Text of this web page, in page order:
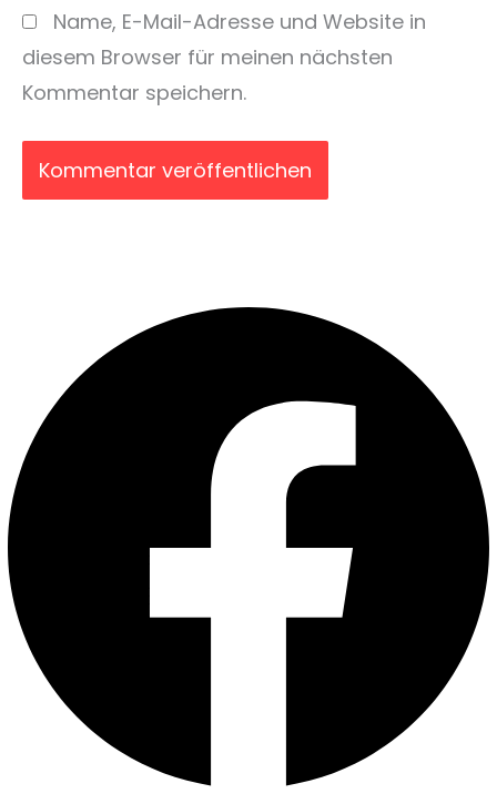
Name, E-Mail-Adresse und Website in
diesem Browser für meinen nächsten
Kommentar speichern.